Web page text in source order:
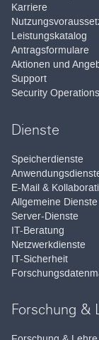
Karriere
Leistungskatalog
Antragsformulare
Aktionen und
Support
Security
Dienste
Speicherdienste
E-Mail &
Allgemeine Dienste
Server-Dienste
IT-Beratung
Netzwerkdienste
IT-Sicherheit
Forschung &